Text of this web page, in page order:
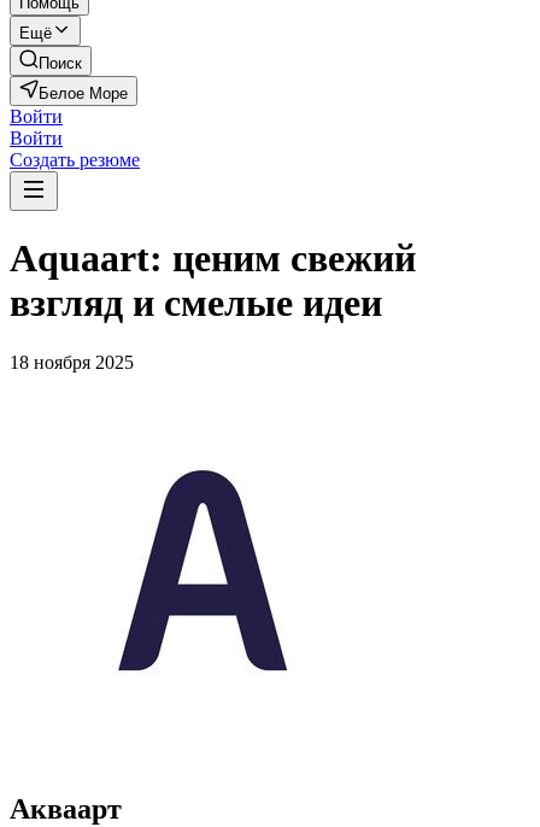
Ещё
Поиск
Белое Море
Войти
Войти
Создать резюме
Aquaart: ценим свежий
взгляд и смелые идеи
18 ноября 2025
Акваарт